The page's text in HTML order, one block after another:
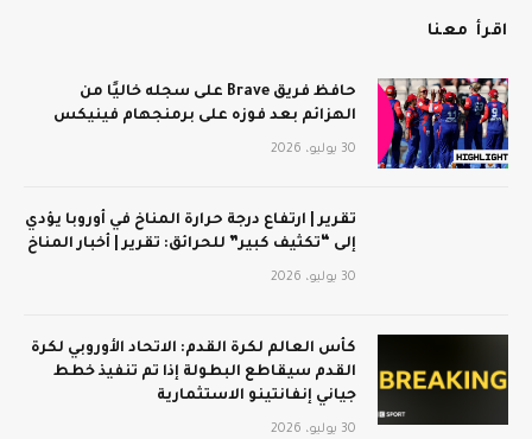
اقرأ معنا
حافظ فريق Brave على سجله خاليًا من
الهزائم بعد فوزه على برمنجهام فينيكس
30 يوليو، 2026
تقرير | ارتفاع درجة حرارة المناخ في أوروبا يؤدي
إلى “تكثيف كبير” للحرائق: تقرير | أخبار المناخ
30 يوليو، 2026
كأس العالم لكرة القدم: الاتحاد الأوروبي لكرة
القدم سيقاطع البطولة إذا تم تنفيذ خطط
جياني إنفانتينو الاستثمارية
30 يوليو، 2026